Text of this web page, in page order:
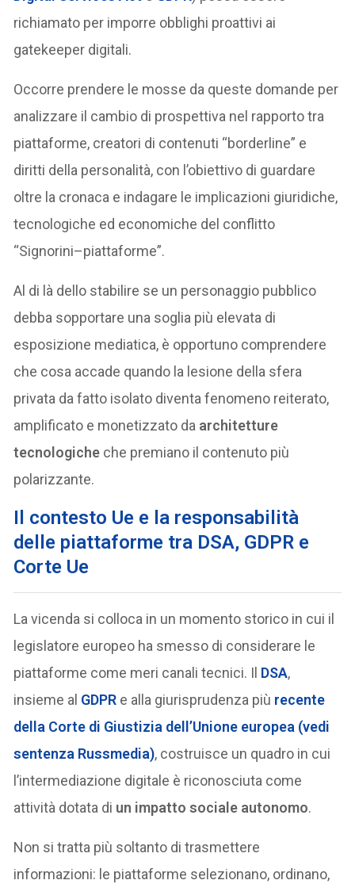
richiamato per imporre obblighi proattivi ai
gatekeeper digitali.
Occorre prendere le mosse da queste domande per
analizzare il cambio di prospettiva nel rapporto tra
piattaforme, creatori di contenuti “borderline” e
diritti della personalità, con l’obiettivo di guardare
oltre la cronaca e indagare le implicazioni giuridiche,
tecnologiche ed economiche del conflitto
“Signorini–piattaforme”.
Al di là dello stabilire se un personaggio pubblico
debba sopportare una soglia più elevata di
esposizione mediatica, è opportuno comprendere
che cosa accade quando la lesione della sfera
privata da fatto isolato diventa fenomeno reiterato,
amplificato e monetizzato da architetture
tecnologiche che premiano il contenuto più
polarizzante.
Il contesto Ue e la responsabilità
delle piattaforme tra DSA, GDPR e
Corte Ue
La vicenda si colloca in un momento storico in cui il
legislatore europeo ha smesso di considerare le
piattaforme come meri canali tecnici. Il DSA,
insieme al GDPR e alla giurisprudenza più recente
della Corte di Giustizia dell’Unione europea (vedi
sentenza Russmedia), costruisce un quadro in cui
l’intermediazione digitale è riconosciuta come
attività dotata di un impatto sociale autonomo.
Non si tratta più soltanto di trasmettere
informazioni: le piattaforme selezionano, ordinano,